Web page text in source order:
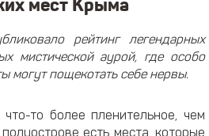
рейтинг легендарных
мистической аурой, где особо
могут пощекотать себе нервы.
то более пленительное, чем